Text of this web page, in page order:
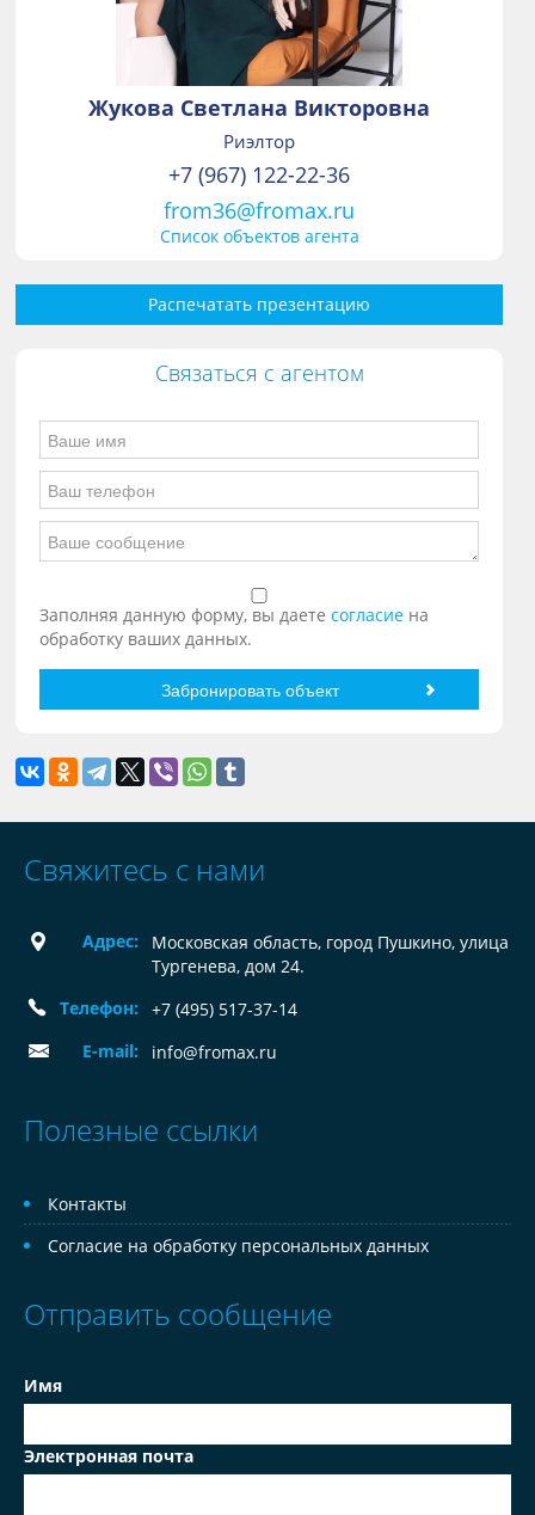
Жукова Светлана Викторовна
Риэлтор
+7 (967) 122-22-36
from36@fromax.ru
Список объектов агента
Распечатать презентацию
Связаться с агентом
Заполняя данную форму, вы даетесогласие на
обработку ваших данных.
Свяжитесь с нами
Адрес:
Московская область, город Пушкино, улица
Тургенева, дом 24.
Телефон:
+7 (495) 517-37-14
E-mail:
info@fromax.ru
Полезные ссылки
Контакты
Согласие на обработку персональных данных
Отправить сообщение
Имя
Электронная почта